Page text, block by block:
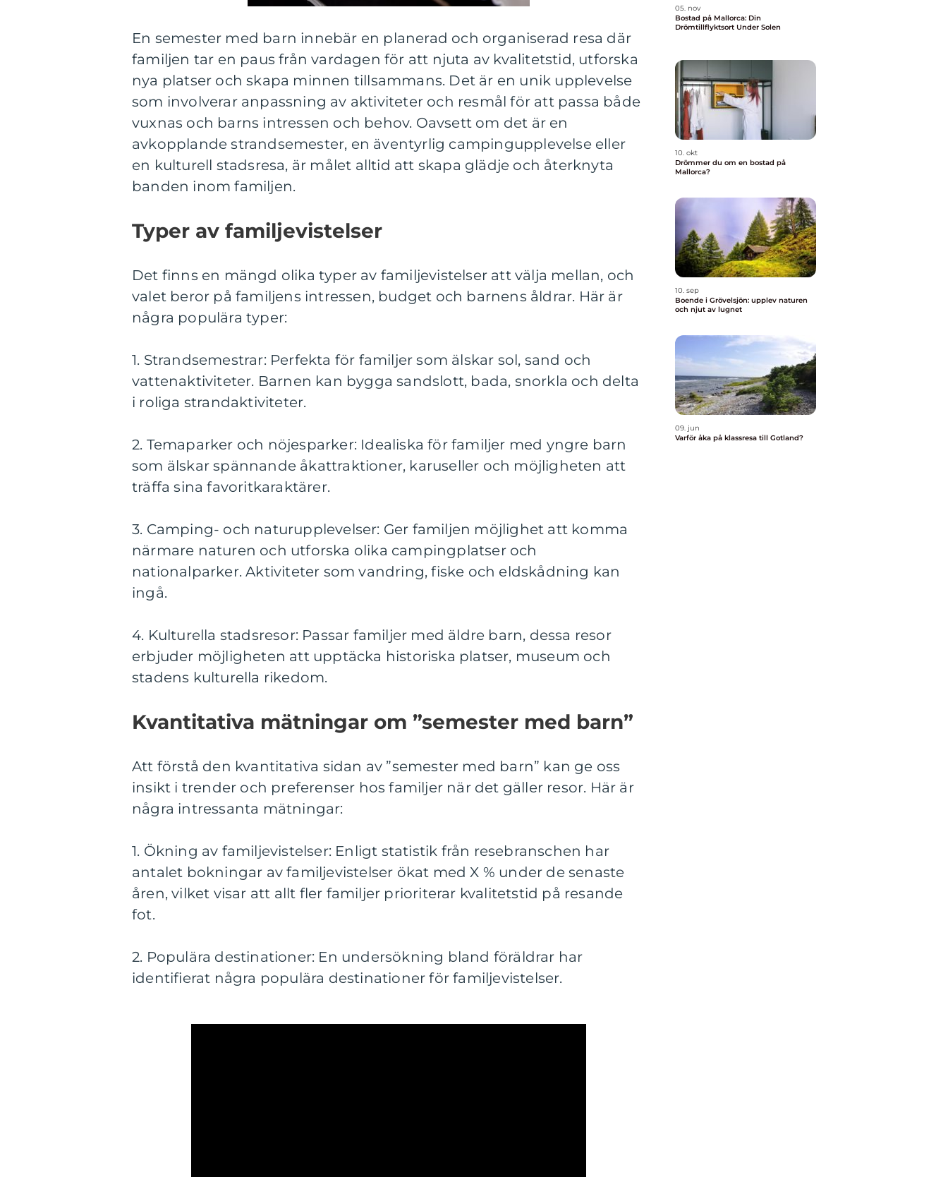
En semester med barn innebär en planerad och organiserad resa där
familjen tar en paus från vardagen för att njuta av kvalitetstid, utforska
nya platser och skapa minnen tillsammans. Det är en unik upplevelse
som involverar anpassning av aktiviteter och resmål för att passa både
vuxnas och barns intressen och behov. Oavsett om det är en
avkopplande strandsemester, en äventyrlig campingupplevelse eller
en kulturell stadsresa, är målet alltid att skapa glädje och återknyta
banden inom familjen.
Typer av familjevistelser
Det finns en mängd olika typer av familjevistelser att välja mellan, och
valet beror på familjens intressen, budget och barnens åldrar. Här är
några populära typer:
1. Strandsemestrar: Perfekta för familjer som älskar sol, sand och
vattenaktiviteter. Barnen kan bygga sandslott, bada, snorkla och delta
i roliga strandaktiviteter.
2. Temaparker och nöjesparker: Idealiska för familjer med yngre barn
som älskar spännande åkattraktioner, karuseller och möjligheten att
träffa sina favoritkaraktärer.
3. Camping- och naturupplevelser: Ger familjen möjlighet att komma
närmare naturen och utforska olika campingplatser och
nationalparker. Aktiviteter som vandring, fiske och eldskådning kan
ingå.
4. Kulturella stadsresor: Passar familjer med äldre barn, dessa resor
erbjuder möjligheten att upptäcka historiska platser, museum och
stadens kulturella rikedom.
Kvantitativa mätningar om ”semester med barn”
Att förstå den kvantitativa sidan av ”semester med barn” kan ge oss
insikt i trender och preferenser hos familjer när det gäller resor. Här är
några intressanta mätningar:
1. Ökning av familjevistelser: Enligt statistik från resebranschen har
antalet bokningar av familjevistelser ökat med X % under de senaste
åren, vilket visar att allt fler familjer prioriterar kvalitetstid på resande
fot.
2. Populära destinationer: En undersökning bland föräldrar har
identifierat några populära destinationer för familjevistelser.
05. nov
Bostad på Mallorca: Din
Drömtillflyktsort Under Solen
10. okt
Drömmer du om en bostad på
Mallorca?
10. sep
Boende i Grövelsjön: upplev naturen
och njut av lugnet
09. jun
Varför åka på klassresa till Gotland?